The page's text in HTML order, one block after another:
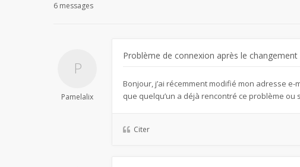
6 messages
Pamelalix
Problème de connexion après le changement
Bonjour, j’ai récemment modifié mon adresse
que quelqu’un a déjà rencontré ce problème ou
Citer